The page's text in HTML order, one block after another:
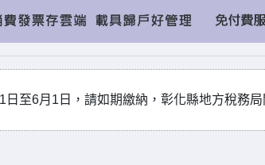
至6月1日，請如期繳納，彰化縣地方稅務局